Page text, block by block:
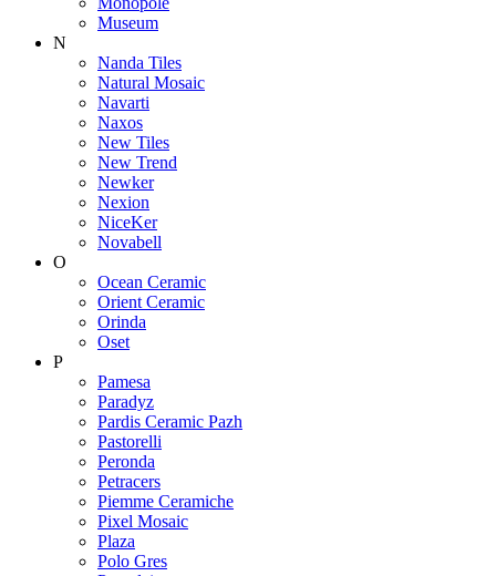
Museum
N
Nanda Tiles
Natural Mosaic
Navarti
Naxos
New Tiles
New Trend
Newker
Nexion
NiceKer
Novabell
O
Ocean Ceramic
Orient Ceramic
Orinda
Oset
P
Pamesa
Paradyz
Pardis Ceramic Pazh
Pastorelli
Peronda
Petracers
Piemme Ceramiche
Pixel Mosaic
Plaza
Polo Gres